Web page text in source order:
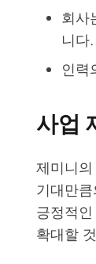
회사
니다.
인력
사업
제미니
기대만
긍정적
확대할